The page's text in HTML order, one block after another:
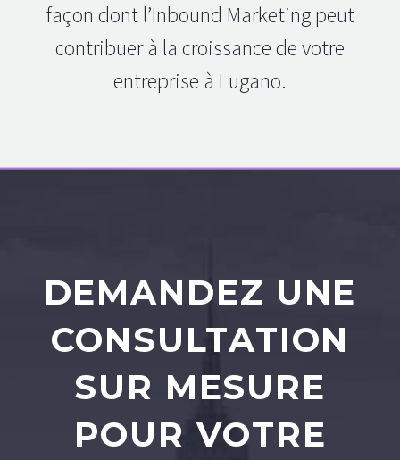
façon dont l’Inbound Marketing peut
contribuer à la croissance de votre
entreprise à Lugano.
DEMANDEZ UNE
CONSULTATION
SUR MESURE
POUR VOTRE